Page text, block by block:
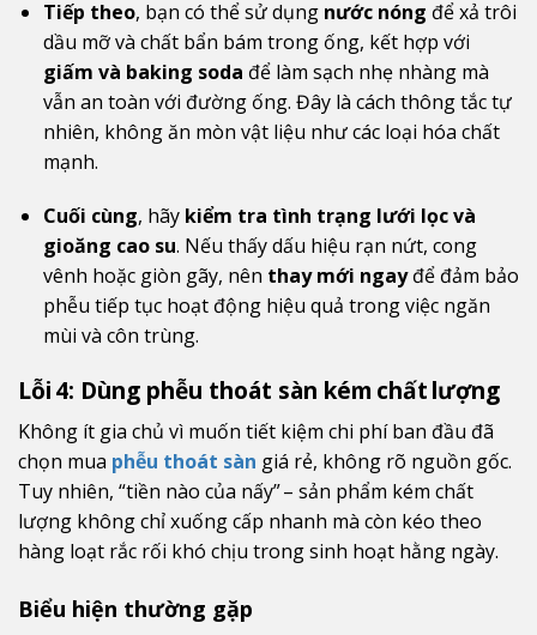
Tiếp theo, bạn có thể sử dụng nước nóng để xả trôi
dầu mỡ và chất bẩn bám trong ống, kết hợp với
giấm và baking soda để làm sạch nhẹ nhàng mà
vẫn an toàn với đường ống. Đây là cách thông tắc tự
nhiên, không ăn mòn vật liệu như các loại hóa chất
mạnh.
Cuối cùng, hãy kiểm tra tình trạng lưới lọc và
gioăng cao su. Nếu thấy dấu hiệu rạn nứt, cong
vênh hoặc giòn gãy, nên thay mới ngayđể đảm bảo
phễu tiếp tục hoạt động hiệu quả trong việc ngăn
mùi và côn trùng.
Lỗi 4: Dùng phễu thoát sàn kém chất lượng
Không ít gia chủ vì muốn tiết kiệm chi phí ban đầu đã
chọn mua phễu thoát sàn giá rẻ, không rõ nguồn gốc.
Tuy nhiên, “tiền nào của nấy” – sản phẩm kém chất
lượng không chỉ xuống cấp nhanh mà còn kéo theo
hàng loạt rắc rối khó chịu trong sinh hoạt hằng ngày.
Biểu hiện thường gặp